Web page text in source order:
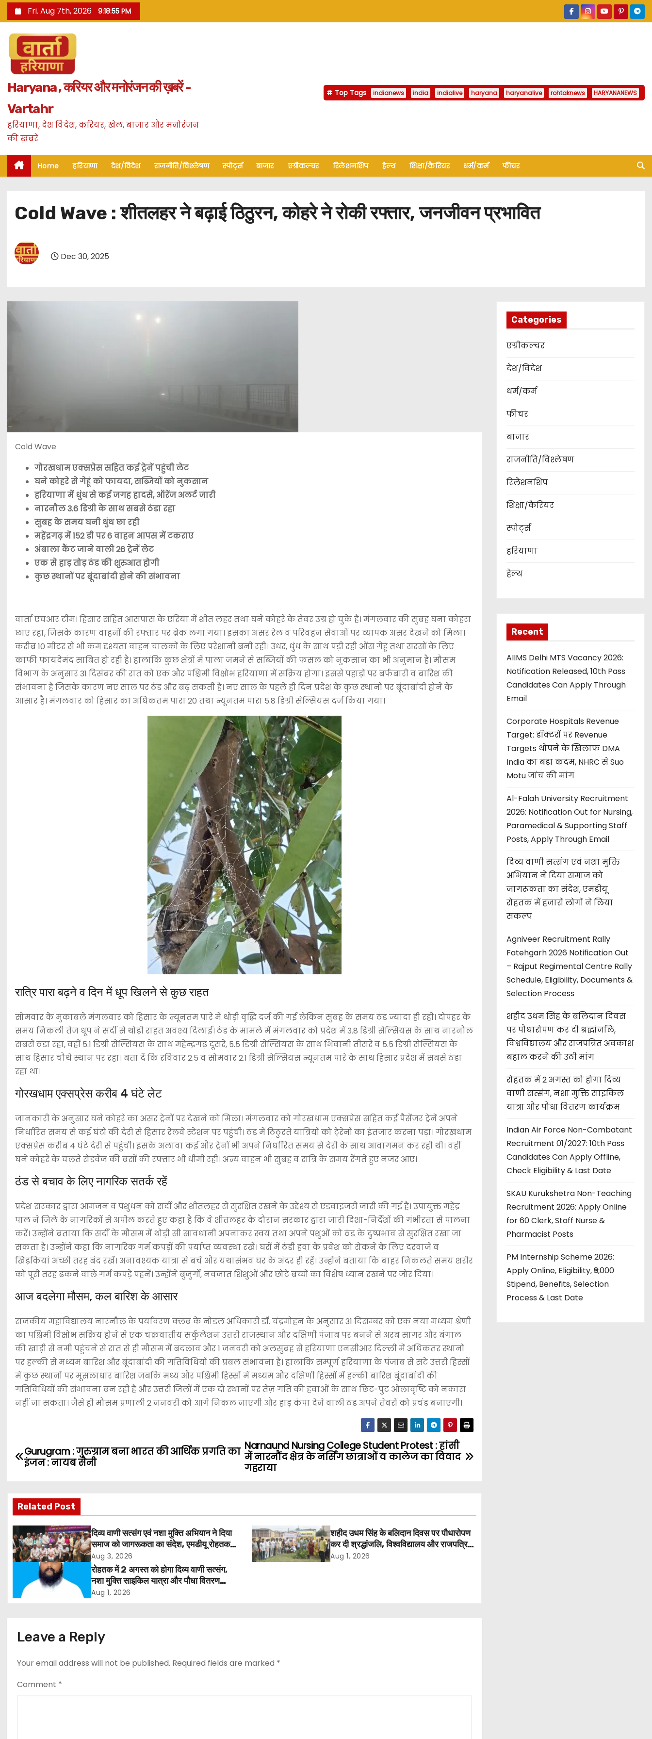
k
n
Fri. Aug 7th, 2026 9:18:56 PM
Haryana , करियर और मनोरंजन की ख़बरें -
Vartahr
हरियाणा, देश विदेश, करियर, खेल, बाजार और मनोरंजन
की ख़बरें
Top Tags indianews india indialive haryana haryanalive rohtaknews HARYANANEWS
Home हरियाणा देश/विदेश राजनीति/विश्लेषण स्पोर्ट्स बाजार एग्रीकल्चर रिलेशनशिप हेल्थ शिक्षा/कैरियर धर्म/कर्म फीचर
Cold Wave : शीतलहर ने बढ़ाई ठिठुरन, कोहरे ने रोकी रफ्तार, जनजीवन प्रभावित
Dec 30, 2025
Cold Wave
गोरखधाम एक्सप्रेस सहित कई ट्रेनें पहुंची लेट
घने कोहरे से गेहूं को फायदा, सब्जियों को नुकसान
हरियाणा में धुंध से कई जगह हादसे, ऑरेंज अलर्ट जारी
नारनौल 3.6 डिग्री के साथ सबसे ठंडा रहा
सुबह के समय घनी धुंध छा रही
महेंद्रगढ़ में 152 डी पर 6 वाहन आपस में टकराए
अंबाला कैंट जाने वाली 26 ट्रेनें लेट
एक से हाड़ तोड़ ठंड की शुरुआत होगी
कुछ स्थानों पर बूंदाबांदी होने की संभावना
वार्ता एचआर टीम। हिसार सहित आसपास के एरिया में शीत लहर तथा घने कोहरे के तेवर उग्र हो चुके हैं। मंगलवार की सुबह घना कोहरा
छाए रहा, जिसके कारण वाहनों की रफ्तार पर ब्रेक लगा गया। इसका असर रेल व परिवहन सेवाओं पर व्यापक असर देखने को मिला।
करीब 10 मीटर से भी कम दृश्यता वाहन चालकों के लिए परेशानी बनी रही। उधर, धुंध के साथ पड़ी रही ओंस गेहूं तथा सरसों के लिए
काफी फायदेमंद साबित हो रही है। हालांकि कुछ क्षेत्रों में पाला जमने से सब्जियों की फसल को नुकसान का भी अनुमान है। मौसम
विभाग के अनुसार 31 दिसंबर की रात को एक और पश्चिमी विक्षोभ हरियाणा में सक्रिय होगा। इससे पहाड़ों पर बर्फबारी व बारिश की
संभावना है जिसके कारण नए साल पर ठंड और बढ़ सकती है। नए साल के पहले ही दिन प्रदेश के कुछ स्थानों पर बूंदाबांदी होने के
आसार है। मंगलवार को हिसार का अधिकतम पारा 20 तथा न्यूनतम पारा 5.8 डिग्री सेल्सियस दर्ज किया गया।
रात्रि पारा बढ़ने व दिन में धूप खिलने से कुछ राहत
सोमवार के मुकाबले मंगलवार को हिसार के न्यूनतम पारे में थोड़ी वृद्धि दर्ज की गई लेकिन सुबह के समय ठंड ज्यादा ही रही। दोपहर के
समय निकली तेज धूप ने सर्दी से थोड़ी राहत अवश्य दिलाई। ठंड के मामले में मंगलवार को प्रदेश में 3.8 डिग्री सेल्सियस के साथ नारनौल
सबसे ठंडा रहा, वहीं 5.1 डिग्री सेल्सियस के साथ महेन्द्रगढ़ दूसरे, 5.5 डिग्री सेल्सियस के साथ भिवानी तीसरे व 5.5 डिग्री सेल्सियस के
साथ हिसार चौथे स्थान पर रहा। बता दें कि रविवार 2.5 व सोमवार 2.1 डिग्री सेल्सियस न्यूनतम पारे के साथ हिसार प्रदेश में सबसे ठंडा
रहा था।
गोरखधाम एक्सप्रेस करीब 4 घंटे लेट
जानकारी के अनुसार घने कोहरे का असर ट्रेनों पर देखने को मिला। मंगलवार को गोरखधाम एक्सप्रेस सहित कई पैसेंजर ट्रेनें अपने
निर्धारित समय से कई घंटों की देरी से हिसार रेलवे स्टेशन पर पहुंची। ठंड में ठिठुरते यात्रियों को टे्रेनों का इंतजार करना पड़ा। गोरखधाम
एक्सप्रेस करीब 4 घंटे देरी से पहुंची। इसके अलावा कई और ट्रेनों भी अपने निर्धारित समय से देरी के साथ आवागमन कर रही थी। वहीं
घने कोहरे के चलते रोडवेज की बसों की रफ्तार भी धीमी रही। अन्य वाहन भी सुबह व रात्रि के समय रेंगते हुए नजर आए।
ठंड से बचाव के लिए नागरिक सतर्क रहें
प्रदेश सरकार द्वारा आमजन व पशुधन को सर्दी और शीतलहर से सुरक्षित रखने के उद्देश्य से एडवाइजरी जारी की गई है। उपायुक्त महेंद्र
पाल ने जिले के नागरिकों से अपील करते हुए कहा है कि वे शीतलहर के दौरान सरकार द्वारा जारी दिशा-निर्देशों की गंभीरता से पालना
करें। उन्होंने बताया कि सर्दी के मौसम में थोड़ी सी सावधानी अपनाकर स्वयं तथा अपने पशुओं को ठंड के दुष्प्रभाव से सुरक्षित रखा जा
सकता है। उन्होंने कहा कि नागरिक गर्म कपड़ों की पर्याप्त व्यवस्था रखें। घरों में ठंडी हवा के प्रवेश को रोकने के लिए दरवाजे व
खिड़कियां अच्छी तरह बंद रखें। अनावश्यक यात्रा से बचें और यथासंभव घर के अंदर ही रहें। उन्होंने बताया कि बाहर निकलते समय शरीर
को पूरी तरह ढकने वाले गर्म कपड़े पहनें। उन्होंने बुजुर्गों, नवजात शिशुओं और छोटे बच्चों का विशेष ध्यान रखने पर जोर दिया।
आज बदलेगा मौसम, कल बारिश के आसार
राजकीय महाविद्यालय नारनौल के पर्यावरण क्लब के नोडल अधिकारी डॉ. चंद्रमोहन के अनुसार 31 दिसम्बर को एक नया मध्यम श्रेणी
का पश्चिमी विक्षोभ सक्रिय होने से एक चक्रवातीय सर्कुलेशन उत्तरी राजस्थान और दक्षिणी पंजाब पर बनने से अरब सागर और बंगाल
की खाड़ी से नमी पहुंचने से रात से ही मौसम में बदलाव और 1 जनवरी को अलसुबह से हरियाणा एनसीआर दिल्ली में अधिकतर स्थानों
पर हल्की से मध्यम बारिश और बूंदाबांदी की गतिविधियों की प्रबल संभावना है। हालांकि सम्पूर्ण हरियाणा के पंजाब से सटे उत्तरी हिस्सों
में कुछ स्थानों पर मूसलाधार बारिश जबकि मध्य और पश्चिमी हिस्सों में मध्यम और दक्षिणी हिस्सों में हल्की बारिश बूंदाबांदी की
गतिविधियों की संभावना बन रही है ‌और उत्तरी जिलों में एक दो स्थानों पर तेज़ गति की हवाओं के साथ छिट-पुट ओलावृष्टि को नकारा
नहीं जा सकता। जैसे ही मौसम प्रणाली 2 जनवरी को आगे निकल जाएगी और हाड़ कंपा देने वाली ठंड अपने तेवरों को प्रचंड बनाएगी।
P
t
n
a
a
Narnaund Nursing College Student Protest : हांसी
में नारनौंद क्षेत्र के नर्सिंग छात्राओं व कालेज का विवाद
गहराया
Gurugram : गुरुग्राम बना भारत की आर्थिक प्रगति का
इंजन : नायब सैनी
Related Post
दिव्य वाणी सत्संग एवं नशा मुक्ति अभियान ने दिया
समाज को जागरूकता का संदेश, एमडीयू रोहतक में
हजारों लोगों ने लिया संकल्प
Aug 3, 2026
शहीद उधम सिंह के बलिदान दिवस पर पौधारोपण
कर दी श्रद्धांजलि, विश्वविद्यालय और राजपत्रित
अवकाश बहाल करने की उठी मांग
Aug 1, 2026
रोहतक में 2 अगस्त को होगा दिव्य वाणी सत्संग,
नशा मुक्ति साइकिल यात्रा और पौधा वितरण
कार्यक्रम
Aug 1, 2026
Leave a Reply
Your email address will not be published. Required fields are marked *
Comment *
Categories
एग्रीकल्चर
देश/विदेश
धर्म/कर्म
फीचर
बाजार
राजनीति/विश्लेषण
रिलेशनशिप
शिक्षा/कैरियर
स्पोर्ट्स
हरियाणा
हेल्थ
Recent
AIIMS Delhi MTS Vacancy 2026:
Notification Released, 10th Pass
Candidates Can Apply Through
Email
Corporate Hospitals Revenue
Target: डॉक्टरों पर Revenue
Targets थोपने के खिलाफ DMA
India का बड़ा कदम, NHRC से Suo
Motu जांच की मांग
Al-Falah University Recruitment
2026: Notification Out for Nursing,
Paramedical & Supporting Staff
Posts, Apply Through Email
दिव्य वाणी सत्संग एवं नशा मुक्ति
अभियान ने दिया समाज को
जागरूकता का संदेश, एमडीयू
रोहतक में हजारों लोगों ने लिया
संकल्प
Agniveer Recruitment Rally
Fatehgarh 2026 Notification Out
– Rajput Regimental Centre Rally
Schedule, Eligibility, Documents &
Selection Process
शहीद उधम सिंह के बलिदान दिवस
पर पौधारोपण कर दी श्रद्धांजलि,
विश्वविद्यालय और राजपत्रित अवकाश
बहाल करने की उठी मांग
रोहतक में 2 अगस्त को होगा दिव्य
वाणी सत्संग, नशा मुक्ति साइकिल
यात्रा और पौधा वितरण कार्यक्रम
Indian Air Force Non-Combatant
Recruitment 01/2027: 10th Pass
Candidates Can Apply Offline,
Check Eligibility & Last Date
SKAU Kurukshetra Non-Teaching
Recruitment 2026: Apply Online
for 60 Clerk, Staff Nurse &
Pharmacist Posts
PM Internship Scheme 2026:
Apply Online, Eligibility, ₹9,000
Stipend, Benefits, Selection
Process & Last Date